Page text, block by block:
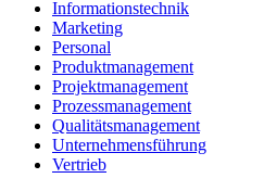
Informationstechnik
Marketing
Personal
Produktmanagement
Projektmanagement
Prozessmanagement
Qualitätsmanagement
Unternehmensführung
Vertrieb